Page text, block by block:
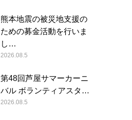
熊本地震の被災地支援の
ための募金活動を行いま
し…
2026.08.5
第48回芦屋サマーカーニ
バル ボランティアスタ…
2026.08.5